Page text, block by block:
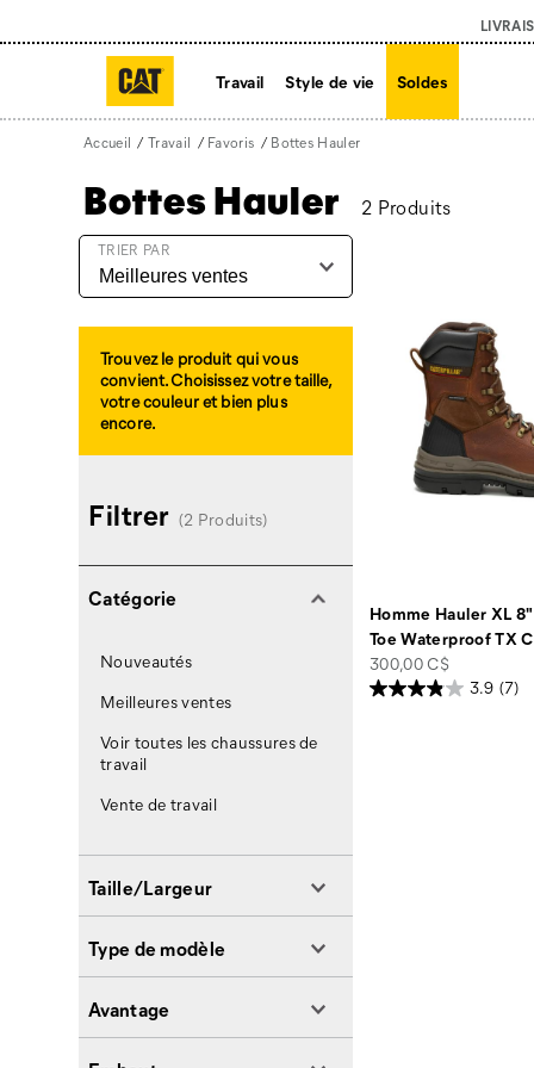
Travail Style de vie Soldes
Accueil Travail Favoris Bottes Hauler
Bottes Hauler 2 Produits
Homme Hauler XL
Toe Waterproof TX
price
300,00 C$
3.9 (7)
TRIER PAR
Trouvez le produit qui vous
convient. Choisissez votre taille,
votre couleur et bien plus
encore.
Filtrer (2 Produits)
Catégorie
Nouveautés
Meilleures ventes
Voir toutes les chaussures de
travail
Vente de travail
Taille/Largeur
Type de modèle
Avantage